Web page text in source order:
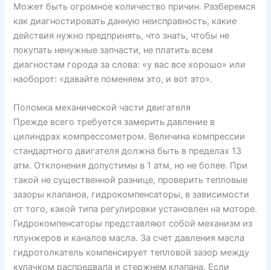
Может быть огромное количество причин. Разберемся
как диагностировать данную неисправность, какие
действия нужно предпринять, что знать, чтобы не
покупать ненужные запчасти, не платить всем
диагностам города за слова: «у вас все хорошо» или
наоборот: «давайте поменяем это, и вот это».
Поломка механической части двигателя
Прежде всего требуется замерить давление в
цилиндрах компрессометром. Величина компрессии
стандартного двигателя должна быть в пределах 13
атм. Отклонения допустимы в 1 атм, но не более. При
такой не существенной разнице, проверить тепловые
зазоры клапанов, гидрокомпенсаторы, в зависимости
от того, какой типа регулировки установлен на моторе.
Гидрокомпенсаторы представляют собой механизм из
плунжеров и каналов масла. За счет давления масла
гидротолкатель компенсирует тепловой зазор между
кулачком распредвала и стержнем клапана. Если